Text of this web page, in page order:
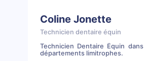
Coline Jonette
Technicien dentaire équin
Technicien Dentaire Équin
départements limitrophes.